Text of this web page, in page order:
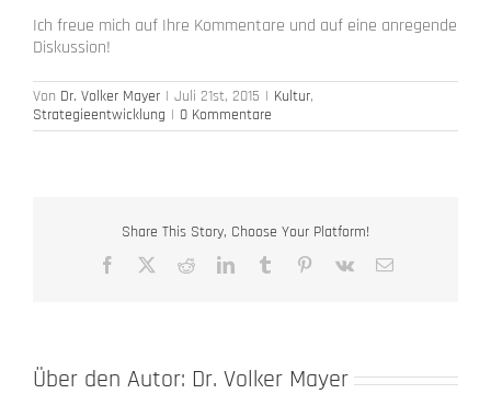
Ich freue mich auf Ihre Kommentare und auf eine anregende
Diskussion!
Von Dr. Volker Mayer | Juli 21st, 2015 | Kultur,
Strategieentwicklung | 0 Kommentare
Share This Story, Choose Your Platform!
Facebook RedditLinkedInTumblr Pinterest
Vk
E-
Über den Autor: Dr. Volker Mayer